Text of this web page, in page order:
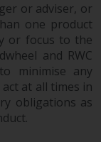
oder
or adviser, or
one product
or focus to the
and RWC
minimise any
at all times in
obligations as